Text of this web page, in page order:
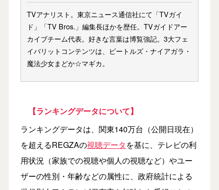
TVアナリスト。東京ニュース通信社にて「TVガイ
ド」「TV Bros.」編集長ほかを歴任。TVガイドアー
カイブチーム代表。好きな言葉は博覧強記。3大フェ
イバリットコンテンツは、ビートルズ・ナイアガラ・
魔法少女まどか☆マギカ。
【ランキングデータについて】
ランキングデータは、関東140万台（公開日現在）
を超えるREGZAの視聴データを基に、テレビの利
用状況（家族での視聴や個人の視聴など）やユー
ザーの性別・年齢などの属性に、政府統計による